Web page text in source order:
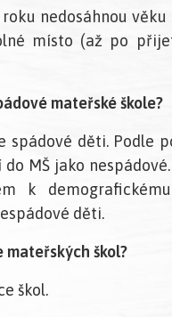
nedosáhnou
místo (až po
mateřské škole?
děti. Podle
MŠ jako
k
děti.
škol?
škol.